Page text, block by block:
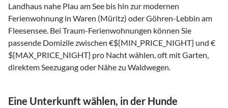
Landhaus nahe Plau am See bis hin zur modernen
Ferienwohnung in Waren (Müritz) oder Göhren-Lebbin am
Fleesensee. Bei Traum-Ferienwohnungen können Sie
passende Domizile zwischen €${MIN_PRICE_NIGHT} und €
${MAX_PRICE_NIGHT} pro Nacht wählen, oft mit Garten,
direktem Seezugang oder Nähe zu Waldwegen.
Eine Unterkunft wählen, in der Hunde